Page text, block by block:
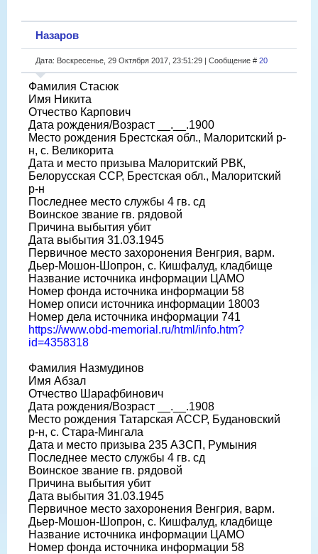
Назаров
Дата: Воскресенье, 29 Октября 2017, 23:51:29 | Сообщение # 20
Фамилия Стасюк
Имя Никита
Отчество Карпович
Дата рождения/Возраст __.__.1900
Место рождения Брестская обл., Малоритский р-
н, с. Великорита
Дата и место призыва Малоритский РВК,
Белорусская ССР, Брестская обл., Малоритский
р-н
Последнее место службы 4 гв. сд
Воинское звание гв. рядовой
Причина выбытия убит
Дата выбытия 31.03.1945
Первичное место захоронения Венгрия, варм.
Дьер-Мошон-Шопрон, с. Кишфалуд, кладбище
Название источника информации ЦАМО
Номер фонда источника информации 58
Номер описи источника информации 18003
Номер дела источника информации 741
https://www.obd-memorial.ru/html/info.htm?
id=4358318
Фамилия Назмудинов
Имя Абзал
Отчество Шарафбинович
Дата рождения/Возраст __.__.1908
Место рождения Татарская АССР, Будановский
р-н, с. Стара-Мингала
Дата и место призыва 235 АЗСП, Румыния
Последнее место службы 4 гв. сд
Воинское звание гв. рядовой
Причина выбытия убит
Дата выбытия 31.03.1945
Первичное место захоронения Венгрия, варм.
Дьер-Мошон-Шопрон, с. Кишфалуд, кладбище
Название источника информации ЦАМО
Номер фонда источника информации 58